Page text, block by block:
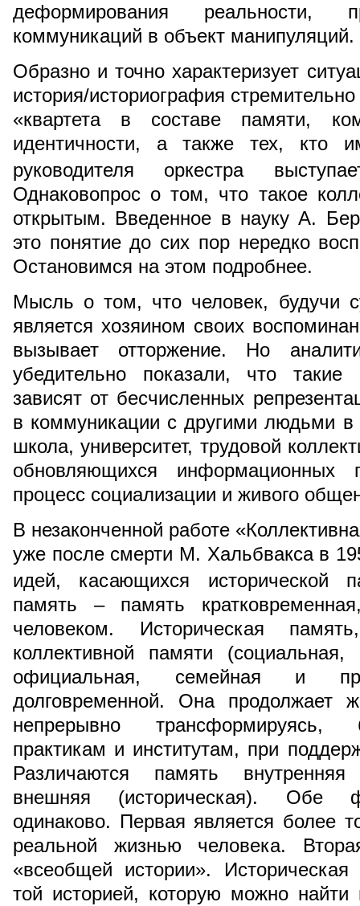
деформирования
коммуникаций в объект манипуляций.
Образно и точно характеризует
история/историография
«квартета в составе памяти,
идентичности, а также тех, кто
руководителя оркестра
Однаковопрос о том, что такое
открытым. Введенное в науку А.
это понятие до сих пор нередко
Остановимся на этом подробнее.
Мысль о том, что человек, будучи
является хозяином своих
вызывает отторжение. Но
убедительно показали, что
зависят от бесчисленных
в коммуникации с другими людьми в
школа, университет, трудовой
обновляющихся информационных
процесс социализации и живого
В незаконченной работе
уже после смерти М. Хальбвакса в
идей, касающихся исторической
память – память
человеком. Историческая
коллективной памяти (социальная,
официальная, семейная и
долговременной. Она продолжает
непрерывно трансформируясь,
практикам и институтам, при
Различаются память
внешняя (историческая). Обе
одинаково. Первая является более
реальной жизнью человека.
«всеобщей истории».
той историей, которую можно найти